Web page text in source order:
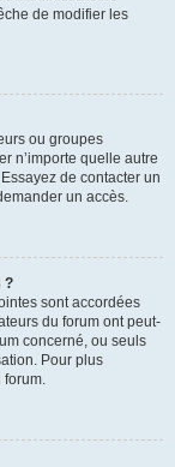
de modifier les
ou groupes
n’importe quelle autre
de contacter un
un accès.
?
sont accordées
du forum ont peut-
concerné, ou seuls
Pour plus
forum.